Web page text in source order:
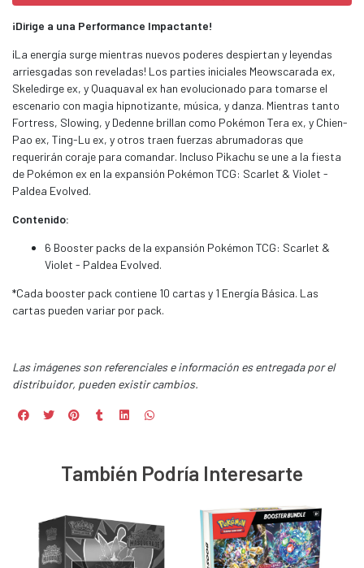
¡Dirige a una Performance Impactante!
¡La energía surge mientras nuevos poderes despiertan y leyendas
arriesgadas son reveladas! Los parties iniciales Meowscarada ex,
Skeledirge ex, y Quaquaval ex han evolucionado para tomarse el
escenario con magia hipnotizante, música, y danza. Mientras tanto
Fortress, Slowing, y Dedenne brillan como Pokémon Tera ex, y Chien-
Pao ex, Ting-Lu ex, y otros traen fuerzas abrumadoras que
requerirán coraje para comandar. Incluso Pikachu se une a la fiesta
de Pokémon ex en la expansión Pokémon TCG: Scarlet & Violet -
Paldea Evolved.
Contenido:
6 Booster packs de la expansión Pokémon TCG: Scarlet &
Violet - Paldea Evolved.
*Cada booster pack contiene 10 cartas y 1 Energía Básica. Las
cartas pueden variar por pack.
Las imágenes son referenciales e información es entregada por el
distribuidor, pueden existir cambios.
También Podría Interesarte